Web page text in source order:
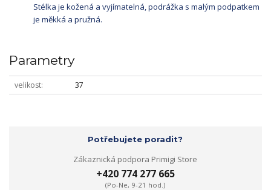
Stélka je kožená a vyjímatelná, podrážka s malým podpatkem
je měkká a pružná.
Parametry
velikost 37
Potřebujete poradit?
Zákaznická podpora Primigi Store
+420 774 277 665
(Po-Ne, 9-21 hod.)